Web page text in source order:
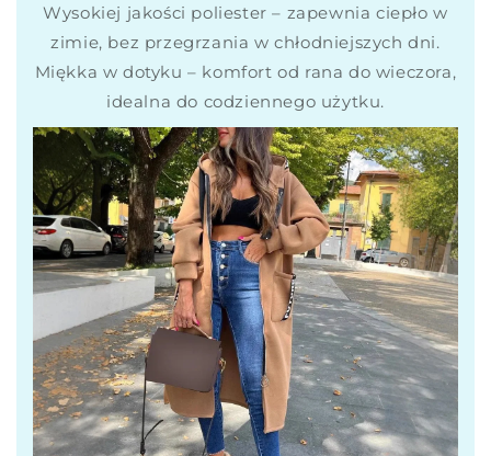
Wysokiej jakości poliester – zapewnia ciepło w
zimie, bez przegrzania w chłodniejszych dni.
Miękka w dotyku – komfort od rana do wieczora,
idealna do codziennego użytku.